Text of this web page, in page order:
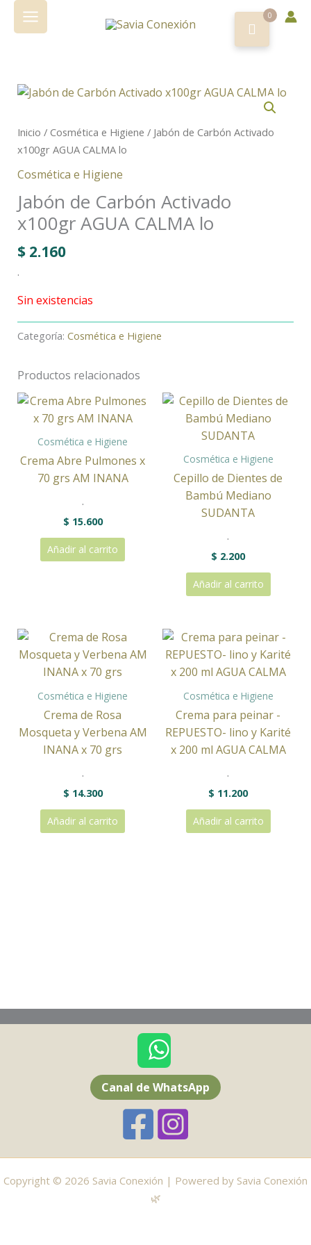
Inicio / Cosmética e Higiene / Jabón de Carbón Activado
x100gr AGUA CALMA lo
Cosmética e Higiene
Jabón de Carbón Activado
x100gr AGUA CALMA lo
$2.160
.
Sin existencias
Categoría: Cosmética e Higiene
Productos relacionados
Cosmética e Higiene
Crema Abre Pulmones x
70 grs AM INANA
.
$ 15.600
Añadir al carrito
Cosmética e Higiene
Cepillo de Dientes de
Bambú Mediano
SUDANTA
.
$ 2.200
Añadir al carrito
Cosmética e Higiene
Crema de Rosa
Mosqueta y Verbena AM
INANA x 70 grs
.
$ 14.300
Añadir al carrito
Cosmética e Higiene
Crema para peinar -
REPUESTO- lino y Karité
x 200 ml AGUA CALMA
.
$ 11.200
Añadir al carrito
Canal de WhatsApp
Copyright © 2026 Savia Conexión | Powered by Savia Conexión
🌿
0